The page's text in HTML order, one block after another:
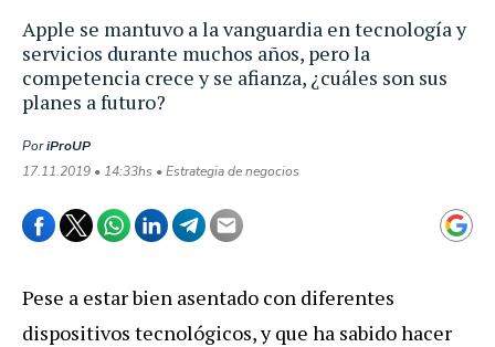
Apple se mantuvo a la vanguardia en tecnología y
servicios durante muchos años, pero la
competencia crece y se afianza, ¿cuáles son sus
planes a futuro?
PoriProUP
17.11.2019 • 14:33hs • Estrategia de negocios
Pese a estar bien asentado con diferentes
dispositivos tecnológicos, y que ha sabido hacer